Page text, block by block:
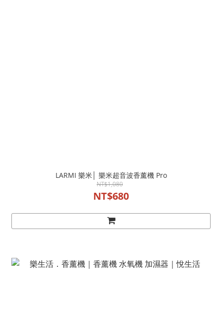
LARMI 樂米│ 樂米超音波香薰機 Pro
NT$1,080
NT$680